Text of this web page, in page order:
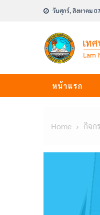
วันศุกร์, สิงหาคม
หน้าแรก
Home กิจก